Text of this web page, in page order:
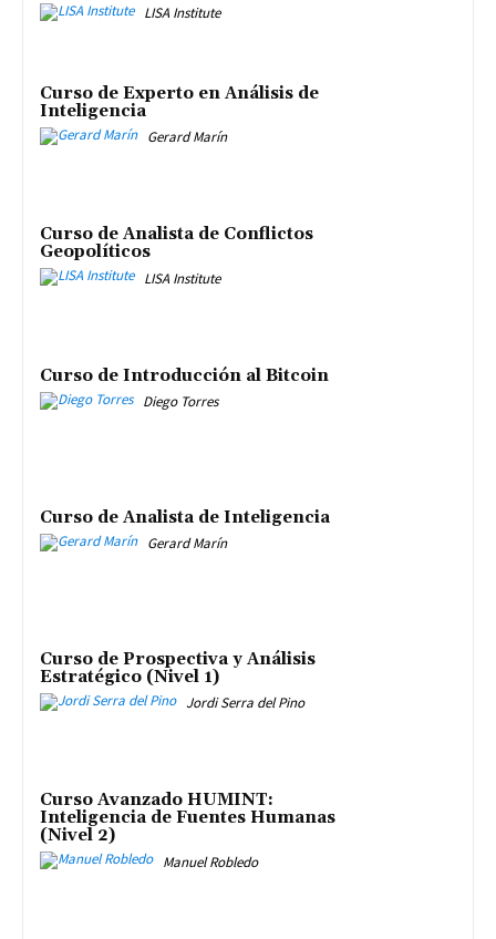
LISA Institute
Curso de Experto en Análisis de
Inteligencia
Gerard Marín
Curso de Analista de Conflictos
Geopolíticos
LISA Institute
Curso de Introducción al Bitcoin
Diego Torres
Curso de Analista de Inteligencia
Gerard Marín
Curso de Prospectiva y Análisis
Estratégico (Nivel 1)
Jordi Serra del Pino
Curso Avanzado HUMINT:
Inteligencia de Fuentes Humanas
(Nivel 2)
Manuel Robledo